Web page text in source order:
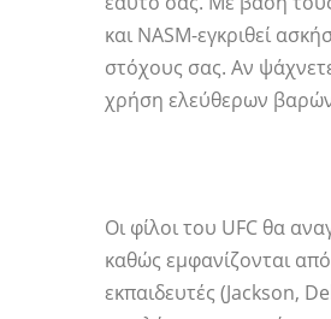
και NASM-εγκριθεί
στόχους σας. Αν
χρήση ελεύθερων
Οι φίλοι του UFC θα
καθώς εμφανίζονται
εκπαιδευτές (Jackson,